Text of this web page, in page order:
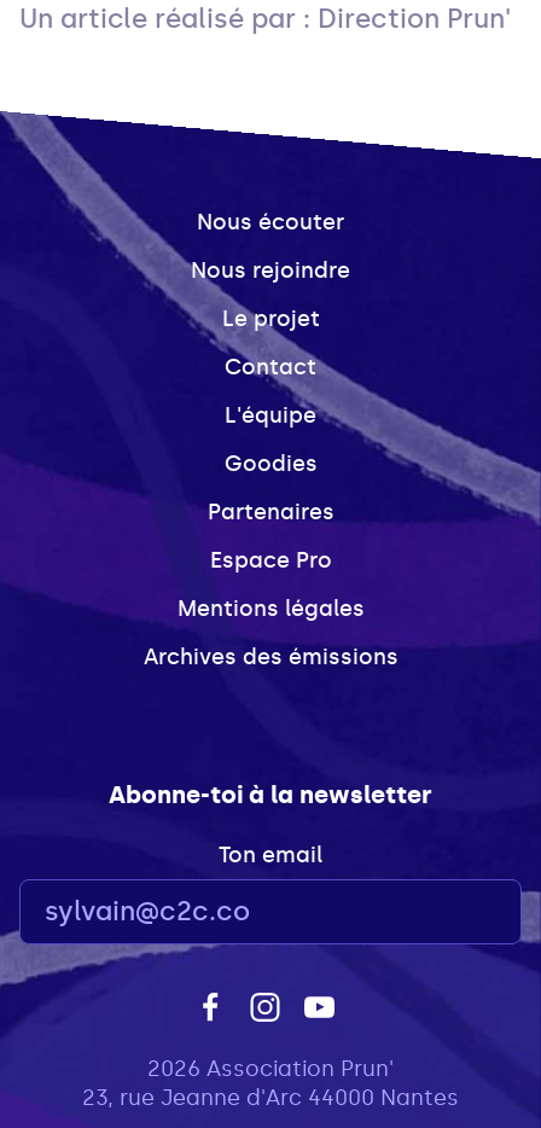
Un article réalisé par : Direction Prun'
Nous écouter
Nous rejoindre
Le projet
Contact
L'équipe
Goodies
Partenaires
Espace Pro
Mentions légales
Archives des émissions
Abonne-toi à la newsletter
Ton email
2026 Association Prun'
23, rue Jeanne d'Arc 44000 Nantes